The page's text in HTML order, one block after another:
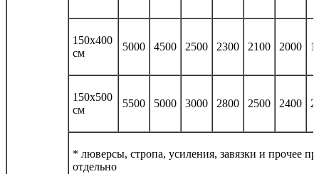
150х400
см
5000 4500 2500 2300 2100 2000
150х500
см
5500 5000 3000 2800 2500 2400
* люверсы, стропа, усиления, завязки и прочее
отдельно